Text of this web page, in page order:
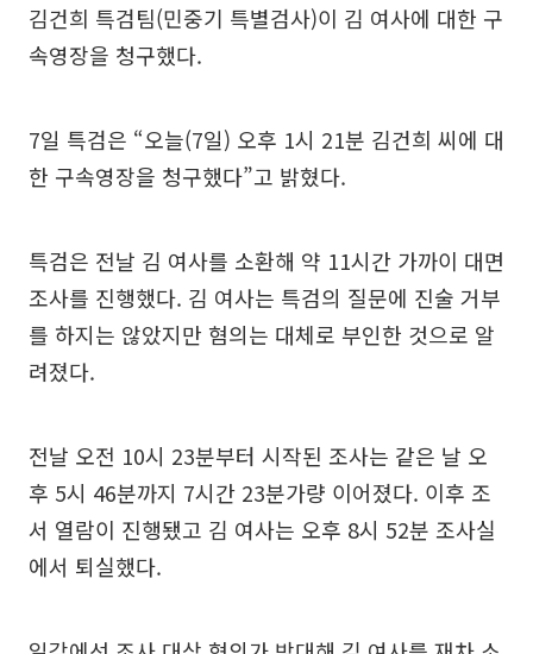
김건희 특검팀(민중기 특별검사)이 김 여사에 대한 구
속영장을 청구했다.
7일 특검은 “오늘(7일) 오후 1시 21분 김건희 씨에 대
한 구속영장을 청구했다”고 밝혔다.
특검은 전날 김 여사를 소환해 약 11시간 가까이 대면
조사를 진행했다. 김 여사는 특검의 질문에 진술 거부
를 하지는 않았지만 혐의는 대체로 부인한 것으로 알
려졌다.
전날 오전 10시 23분부터 시작된 조사는 같은 날 오
후 5시 46분까지 7시간 23분가량 이어졌다. 이후 조
서 열람이 진행됐고 김 여사는 오후 8시 52분 조사실
에서 퇴실했다.